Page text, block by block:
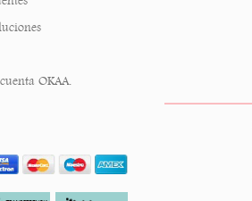
OKAA.